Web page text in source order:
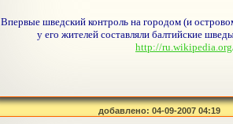
Впервые шведский контроль на городом (и
у его жителей составляли балтийские
http://
добавлено: 04-09-2007 04:19